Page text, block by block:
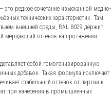
редкое сочетание изысканной медно-
технических характеристик. Там,
внешней среды, RAL 8029 держит
мерцающий оттенок на протяжении
собой гомогенизированную
добавок. Такая формула исключает
стабильный оттенок от партии к
при нанесении в промышленных